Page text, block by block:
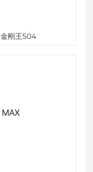
金刚王504